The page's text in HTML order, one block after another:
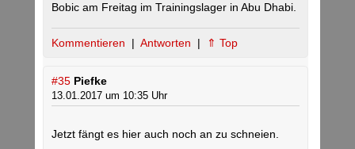
Bobic am Freitag im Trainingslager in Abu Dhabi.
Kommentieren | Antworten | ⇑ Top
#35 Piefke
13.01.2017 um 10:35 Uhr
Jetzt fängt es hier auch noch an zu schneien.